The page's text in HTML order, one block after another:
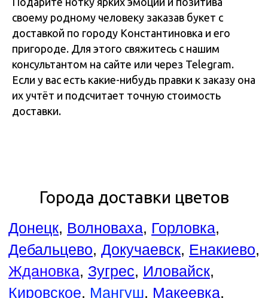
своему родному человеку заказав букет с
доставкой по городу Константиновка и его
пригороде. Для этого свяжитесь с нашим
консультантом на сайте или через Telegram.
Если у вас есть какие-нибудь правки к заказу она
их учтёт и подсчитает точную стоимость
доставки.